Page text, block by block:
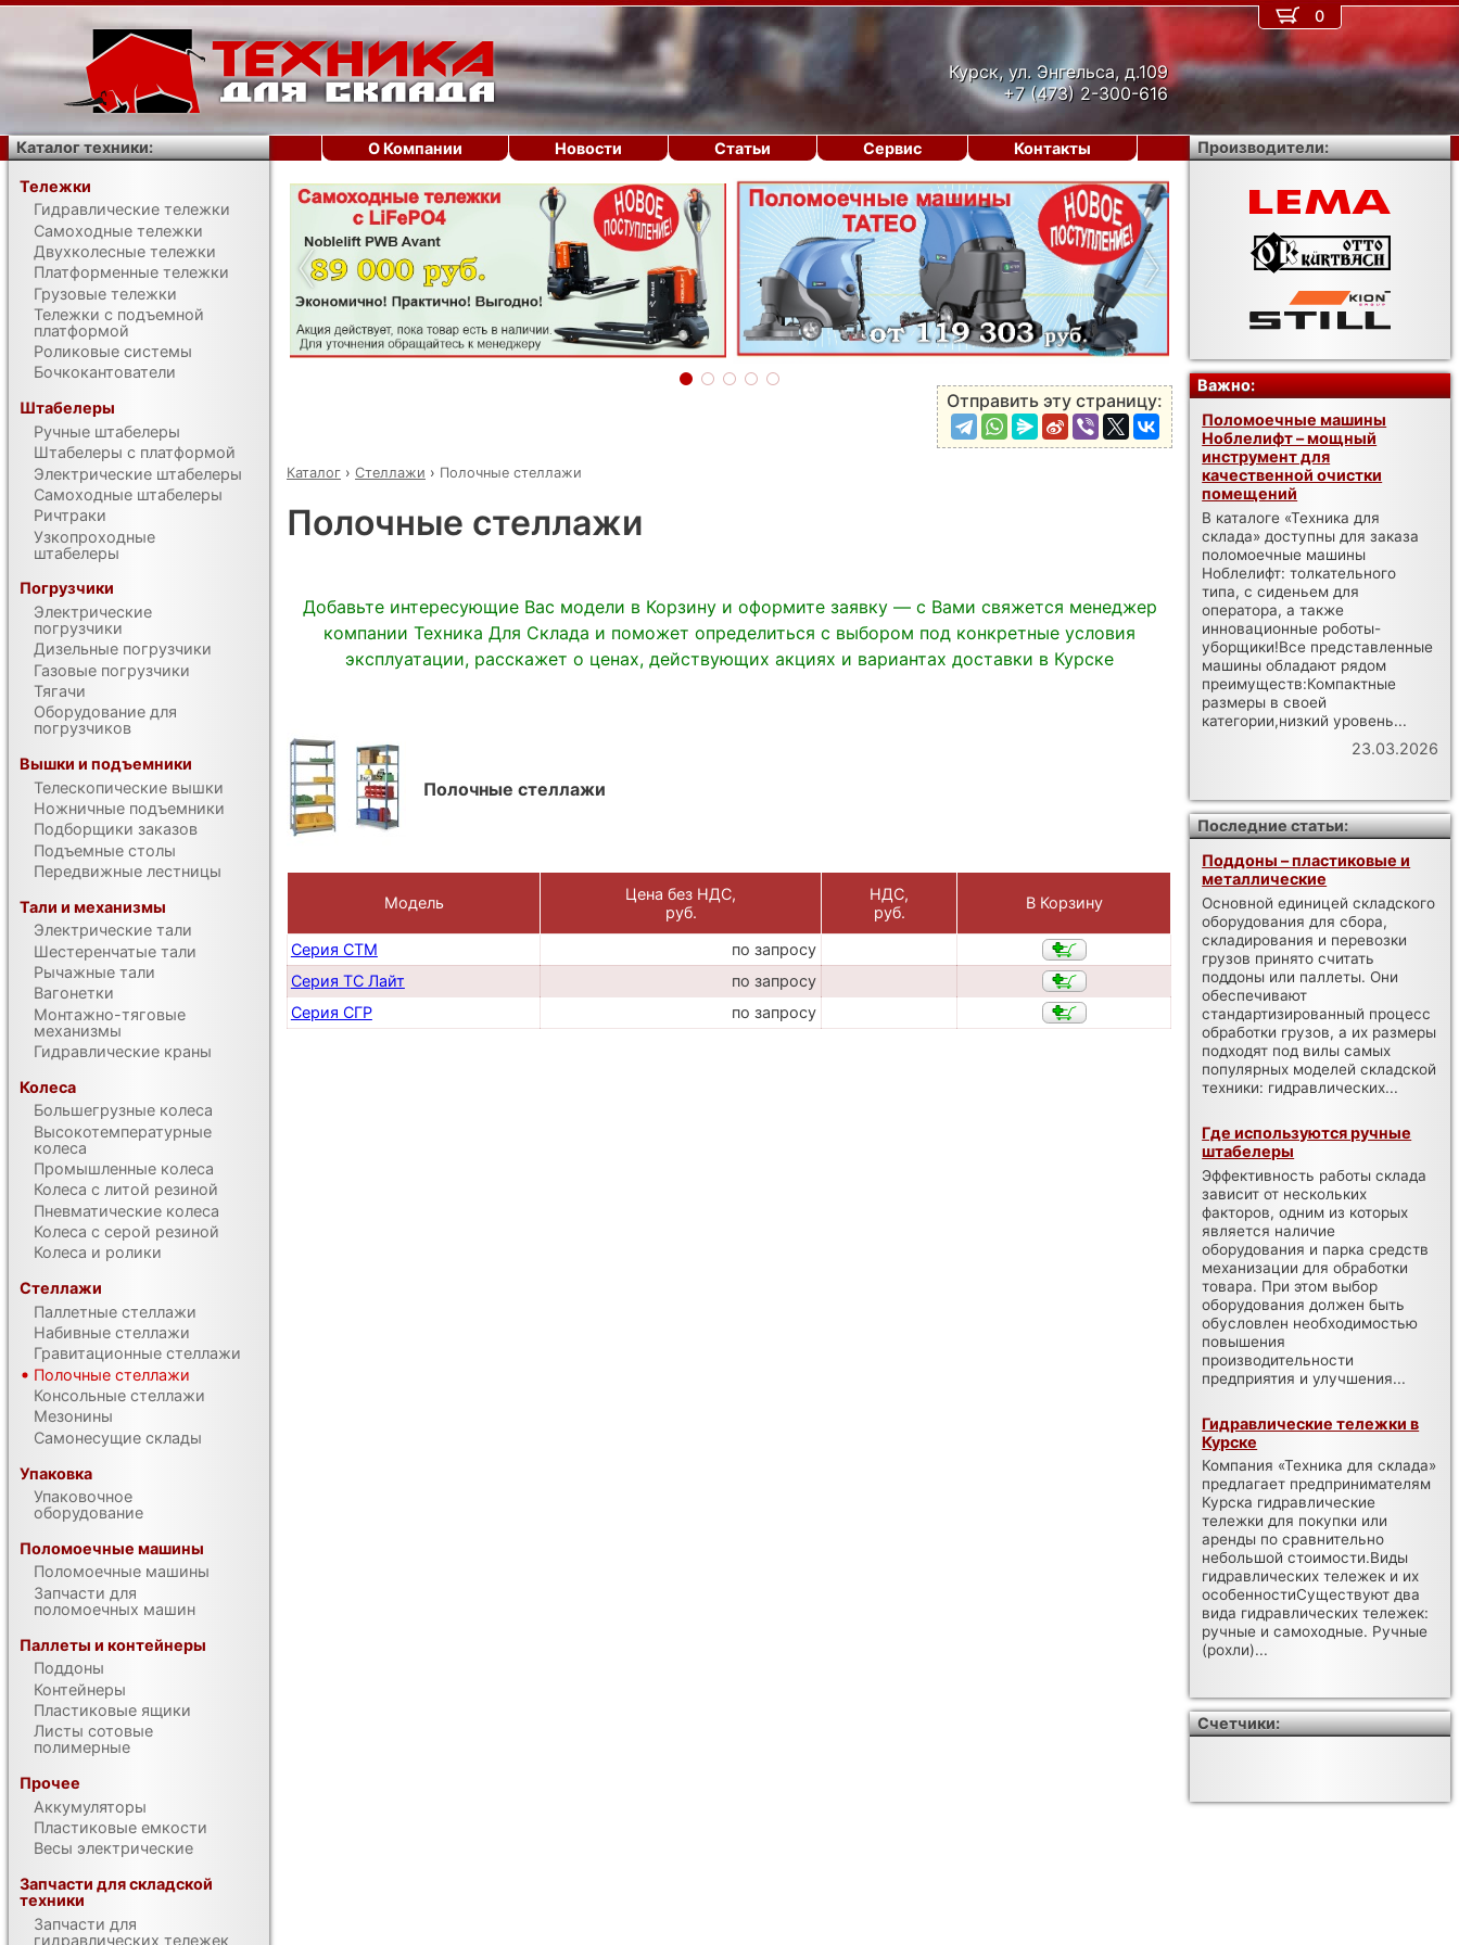
Курск, ул. Энгельса, д.109
+7 (473) 2-300-616
‹ ›
Отправить эту страницу:
Каталог › Стеллажи › Полочные стеллажи
Полочные стеллажи
Добавьте интересующие Вас модели в Корзину и оформите заявку — с Вами свяжется менеджер
компании Техника Для Склада и поможет определиться с выбором под конкретные условия
эксплуатации, расскажет о ценах, действующих акциях и вариантах доставки в Курске
Полочные стеллажи
Модель
Цена без НДС,
руб.
НДС,
руб.
В Корзину
Серия СТМ
по запросу
Серия ТС Лайт
по запросу
Серия СГР
по запросу
0
О Компании Новости Статьи Сервис Контакты
Каталог техники:
Тележки
Гидравлические тележки
Самоходные тележки
Двухколесные тележки
Платформенные тележки
Грузовые тележки
Тележки с подъемной
платформой
Роликовые системы
Бочкокантователи
Штабелеры
Ручные штабелеры
Штабелеры с платформой
Электрические штабелеры
Самоходные штабелеры
Ричтраки
Узкопроходные
штабелеры
Погрузчики
Электрические
погрузчики
Дизельные погрузчики
Газовые погрузчики
Тягачи
Оборудование для
погрузчиков
Вышки и подъемники
Телескопические вышки
Ножничные подъемники
Подборщики заказов
Подъемные столы
Передвижные лестницы
Тали и механизмы
Электрические тали
Шестеренчатые тали
Рычажные тали
Вагонетки
Монтажно-тяговые
механизмы
Гидравлические краны
Колеса
Большегрузные колеса
Высокотемпературные
колеса
Промышленные колеса
Колеса с литой резиной
Пневматические колеса
Колеса с серой резиной
Колеса и ролики
Стеллажи
Паллетные стеллажи
Набивные стеллажи
Гравитационные стеллажи
Полочные стеллажи
Консольные стеллажи
Мезонины
Самонесущие склады
Упаковка
Упаковочное
оборудование
Поломоечные машины
Поломоечные машины
Запчасти для
поломоечных машин
Паллеты и контейнеры
Поддоны
Контейнеры
Пластиковые ящики
Листы сотовые
полимерные
Прочее
Аккумуляторы
Пластиковые емкости
Весы электрические
Запчасти для складской
техники
Запчасти для
гидравлических тележек
Производители:
Важно:
Поломоечные машины
Ноблелифт – мощный
инструмент для
качественной очистки
помещений
В каталоге «Техника для
склада» доступны для заказа
поломоечные машины
Ноблелифт: толкательного
типа, с сиденьем для
оператора, а также
инновационные роботы-
уборщики!Все представленные
машины обладают рядом
преимуществ:Компактные
размеры в своей
категории,низкий уровень...
23.03.2026
Последние статьи:
Поддоны – пластиковые и
металлические
Основной единицей складского
оборудования для сбора,
складирования и перевозки
грузов принято считать
поддоны или паллеты. Они
обеспечивают
стандартизированный процесс
обработки грузов, а их размеры
подходят под вилы самых
популярных моделей складской
техники: гидравлических...
Где используются ручные
штабелеры
Эффективность работы склада
зависит от нескольких
факторов, одним из которых
является наличие
оборудования и парка средств
механизации для обработки
товара. При этом выбор
оборудования должен быть
обусловлен необходимостью
повышения
производительности
предприятия и улучшения...
Гидравлические тележки в
Курске
Компания «Техника для склада»
предлагает предпринимателям
Курска гидравлические
тележки для покупки или
аренды по сравнительно
небольшой стоимости.Виды
гидравлических тележек и их
особенностиСуществуют два
вида гидравлических тележек:
ручные и самоходные. Ручные
(рохли)...
Счетчики: